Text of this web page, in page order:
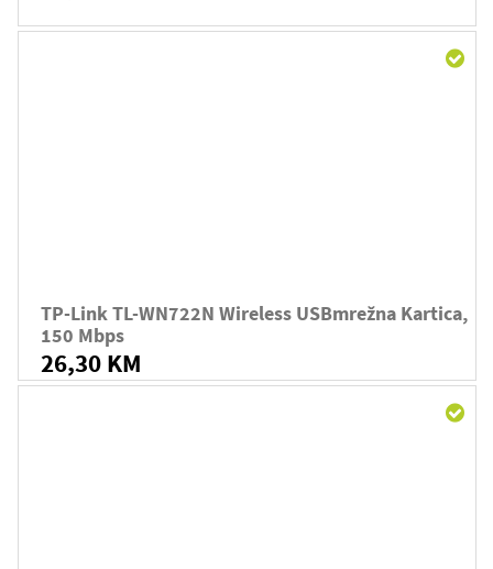
TP-Link TL-WN722N Wireless USBmrežna Kartica,
150 Mbps
26,30 KM